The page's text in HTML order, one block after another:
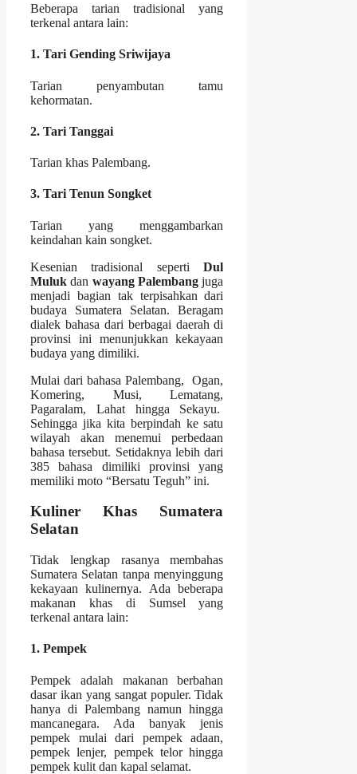
Beberapa tarian tradisional yang
terkenal antara lain:
1. Tari Gending Sriwijaya
Tarian penyambutan tamu
kehormatan.
2. Tari Tanggai
Tarian khas Palembang.
3. Tari Tenun Songket
Tarian yang menggambarkan
keindahan kain songket.
Kesenian tradisional sepertiDul
Muluk dan wayang Palembang juga
menjadi bagian tak terpisahkan dari
budaya Sumatera Selatan. Beragam
dialek bahasa dari berbagai daerah di
provinsi ini menunjukkan kekayaan
budaya yang dimiliki.
Mulai dari bahasa Palembang, Ogan,
Komering, Musi, Lematang,
Pagaralam, Lahat hingga Sekayu.
Sehingga jika kita berpindah ke satu
wilayah akan menemui perbedaan
bahasa tersebut. Setidaknya lebih dari
385 bahasa dimiliki provinsi yang
memiliki moto “Bersatu Teguh” ini.
Kuliner Khas Sumatera
Selatan
Tidak lengkap rasanya membahas
Sumatera Selatan tanpa menyinggung
kekayaan kulinernya. Ada beberapa
makanan khas di Sumsel yang
terkenal antara lain:
1. Pempek
Pempek adalah makanan berbahan
dasar ikan yang sangat populer. Tidak
hanya di Palembang namun hingga
mancanegara. Ada banyak jenis
pempek mulai dari pempek adaan,
pempek lenjer, pempek telor hingga
pempek kulit dan kapal selamat.